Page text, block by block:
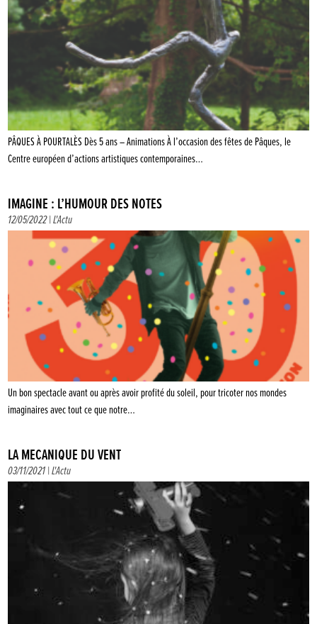
PÂQUES À POURTALÈS Dès 5 ans – Animations À l’occasion des fêtes de Pâques, le
Centre européen d’actions artistiques contemporaines…
IMAGINE : L’HUMOUR DES NOTES
12/05/2022 |L'Actu
Un bon spectacle avant ou après avoir profité du soleil, pour tricoter nos mondes
imaginaires avec tout ce que notre…
LA MÉCANIQUE DU VENT
03/11/2021 |L'Actu